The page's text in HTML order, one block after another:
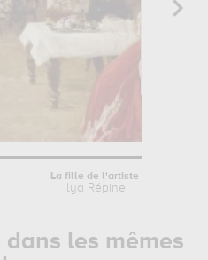
La fille de l'artiste
Ilya Répine
les mêmes